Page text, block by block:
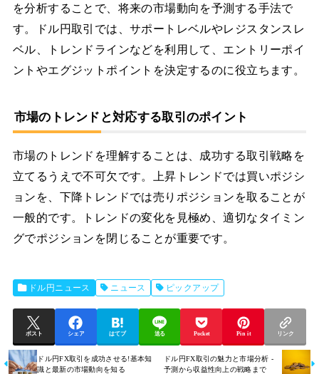
を分析することで、将来の市場動向を予測する手法で
す。ドル円取引では、サポートレベルやレジスタンスレ
ベル、トレンドラインなどを利用して、エントリーポイ
ントやエグジットポイントを決定するのに役立ちます。
市場のトレンドと対応する取引のポイント
市場のトレンドを理解することは、成功する取引戦略を
立てるうえで不可欠です。上昇トレンドでは買いポジシ
ョンを、下降トレンドでは売りポジションを取ることが
一般的です。トレンドの変化を見極め、適切なタイミン
グでポジションを閉じることが重要です。
ドル円ニュース ニュース ピックアップ
ポスト シェア はてブ 送る Pocket Pin it リンク
ドル円FX取引を成功させる!基本知
識と最新の市場動向を知る
ドル円FX取引の魅力と市場分析 -
予測から収益性向上の戦略まで